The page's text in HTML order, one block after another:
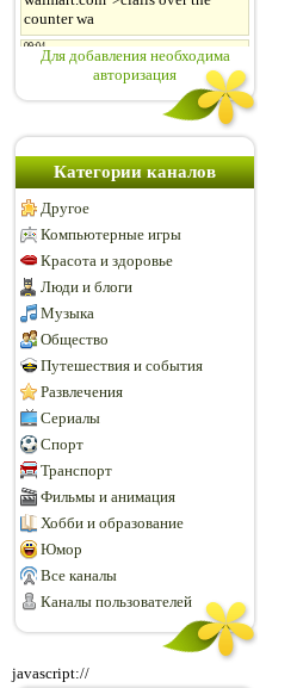
Для добавления необходима
авторизация
Категории каналов
Другое
Компьютерные игры
Красота и здоровье
Люди и блоги
Музыка
Общество
Путешествия и события
Развлечения
Сериалы
Спорт
Транспорт
Фильмы и анимация
Хобби и образование
Юмор
Все каналы
Каналы пользователей
javascript://